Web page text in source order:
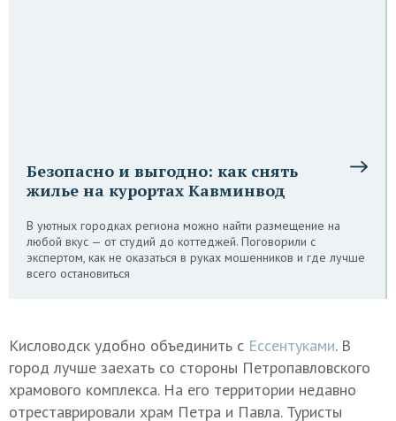
Безопасно и выгодно: как снять
жилье на курортах Кавминвод
В уютных городках региона можно найти размещение на
любой вкус — от студий до коттеджей. Поговорили с
экспертом, как не оказаться в руках мошенников и где лучше
всего остановиться
Кисловодск удобно объединить с Ессентуками. В
город лучше заехать со стороны Петропавловского
храмового комплекса. На его территории недавно
отреставрировали храм Петра и Павла. Туристы